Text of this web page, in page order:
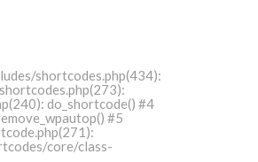
shortcodes.php(434):
do_shortcode() #4
#5
core/class-